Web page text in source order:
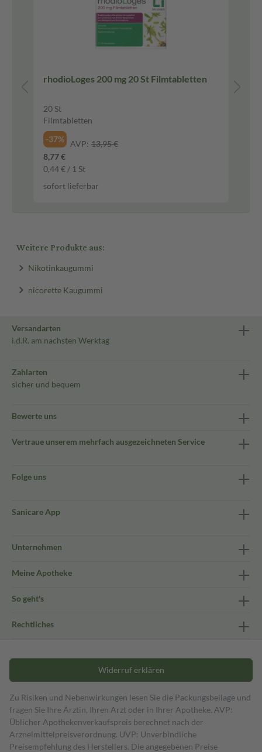
rhodioLoges 200 mg 20 St Filmtabletten
20 St
Filmtabletten
-37%
AVP: 13,95 €
8,77 €
0,44 € / 1 St
sofort lieferbar
Weitere Produkte aus:
Nikotinkaugummi
nicorette Kaugummi
Versandarten
i.d.R. am nächsten Werktag
Zahlarten
sicher und bequem
Bewerte uns
Vertraue unserem mehrfach ausgezeichneten Service
Folge uns
Sanicare App
Unternehmen
Meine Apotheke
So geht's
Rechtliches
Widerruf erklären
Zu Risiken und Nebenwirkungen lesen Sie die Packungsbeilage und
fragen Sie Ihre Ärztin, Ihren Arzt oder in Ihrer Apotheke. AVP:
Üblicher Apothekenverkaufspreis berechnet nach der
Arzneimittelpreisverordnung. UVP: Unverbindliche
Preisempfehlung des Herstellers. Die angegebenen Preise